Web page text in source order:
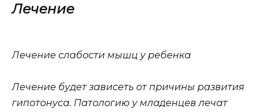
Лечение
Лечение слабости мышц у ребенка
Лечение будет зависеть от причины развития
гипотонуса. Патологию у младенцев лечат